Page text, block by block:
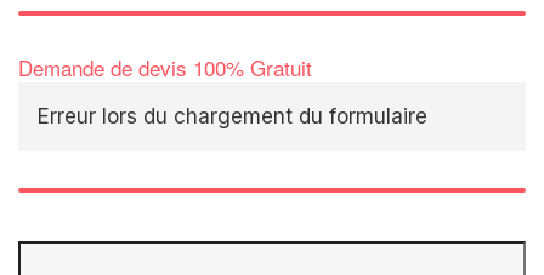
Demande de devis 100% Gratuit
Erreur lors du chargement du formulaire